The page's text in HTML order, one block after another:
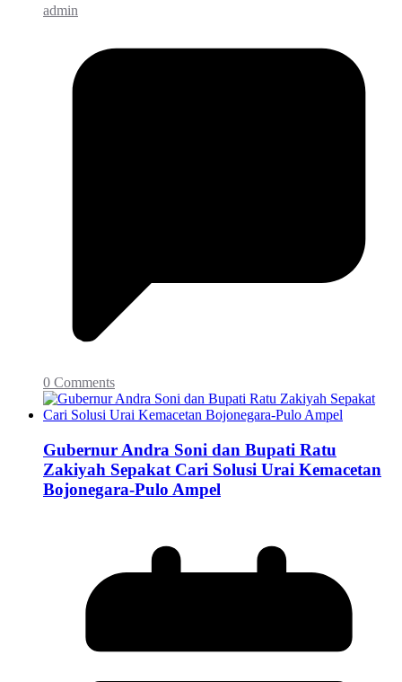
admin
0 Comments
Gubernur Andra Soni dan Bupati Ratu
Zakiyah Sepakat Cari Solusi Urai Kemacetan
Bojonegara-Pulo Ampel